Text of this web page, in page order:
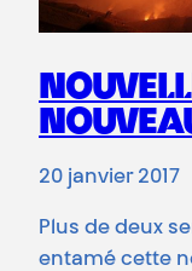
20 janvier 2017
Plus de deux
entamé cette